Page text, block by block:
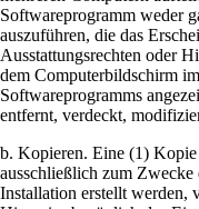
Softwareprogramm weder
auszuführen, die das
Ausstattungsrechten oder
dem Computerbildschirm
Softwareprogramms
entfernt, verdeckt,
b. Kopieren. Eine (1)
ausschließlich zum
Installation erstellt werden,